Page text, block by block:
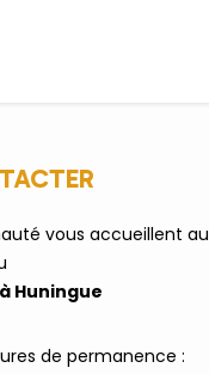
vous accueillent au
Huningue
de permanence :